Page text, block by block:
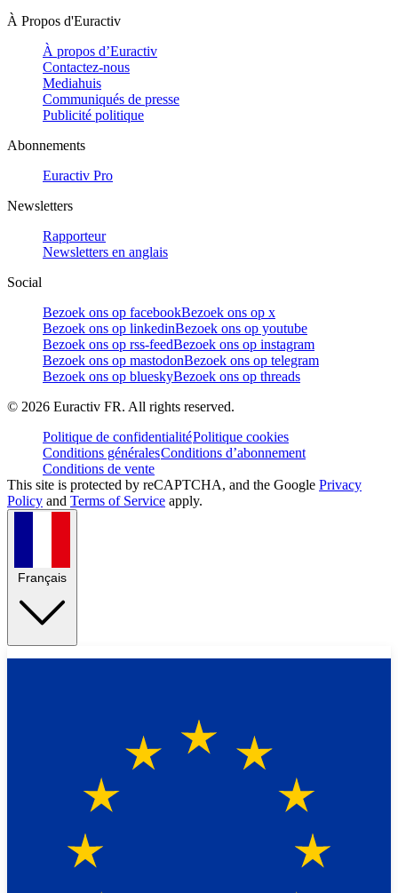
À Propos d'Euractiv
À propos d’Euractiv
Contactez-nous
Mediahuis
Communiqués de presse
Publicité politique
Abonnements
Euractiv Pro
Newsletters
Rapporteur
Newsletters en anglais
Social
Bezoek ons op facebookBezoek ons op x
Bezoek ons op linkedinBezoek ons op youtube
Bezoek ons op rss-feedBezoek ons op instagram
Bezoek ons op mastodonBezoek ons op telegram
Bezoek ons op blueskyBezoek ons op threads
© 2026 Euractiv FR. All rights reserved.
Politique de confidentialitéPolitique cookies
Conditions généralesConditions d’abonnement
Conditions de vente
This site is protected by reCAPTCHA, and the Google Privacy
Policy and Terms of Service apply.
Français